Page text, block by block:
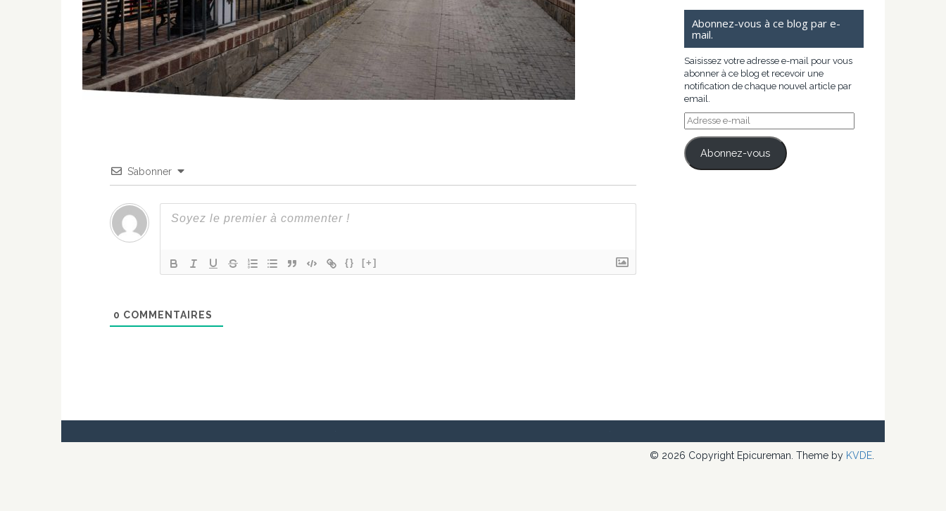
S’abonner
{} [+]
0 COMMENTAIRES
Abonnez-vous à ce blog par e-
mail.
Saisissez votre adresse e-mail pour vous
abonner à ce blog et recevoir une
notification de chaque nouvel article par
email.
Adresse
e-
mail
Abonnez-vous
© 2026 Copyright Epicureman. Theme by KVDE